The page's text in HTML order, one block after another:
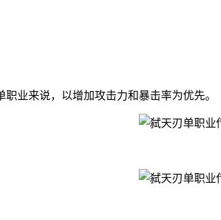
业来说，以增加攻击力和暴击率为优先。